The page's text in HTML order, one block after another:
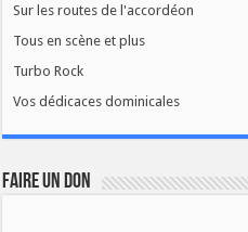
Sur les routes de l'accordéon
Tous en scène et plus
Turbo Rock
Vos dédicaces dominicales
FAIRE UN DON